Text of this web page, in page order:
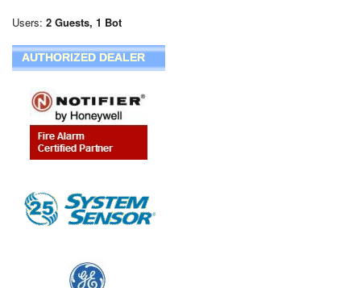
Users: 2 Guests, 1 Bot
AUTHORIZED DEALER